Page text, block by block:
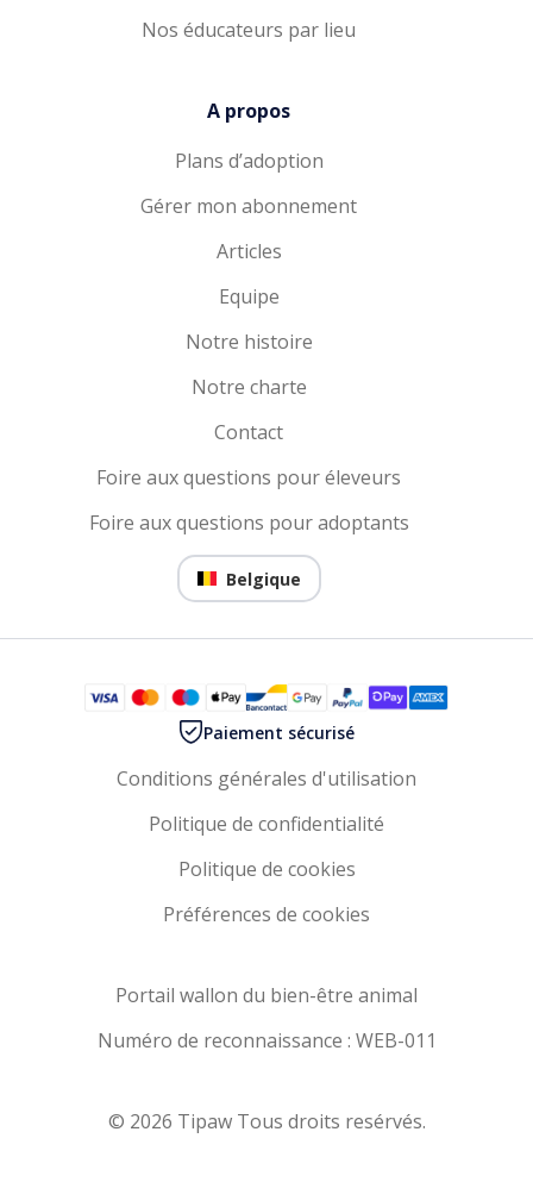
Nos éducateurs par lieu
A propos
Plans d’adoption
Gérer mon abonnement
Articles
Equipe
Notre histoire
Notre charte
Contact
Foire aux questions pour éleveurs
Foire aux questions pour adoptants
Belgique
Paiement sécurisé
Conditions générales d'utilisation
Politique de confidentialité
Politique de cookies
Préférences de cookies
Portail wallon du bien-être animal
Numéro de reconnaissance : WEB-011
© 2026 Tipaw Tous droits resérvés.